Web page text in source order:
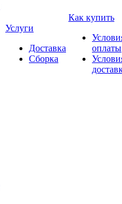
Услуги
Доставка
Сборка
Как купить
оплаты